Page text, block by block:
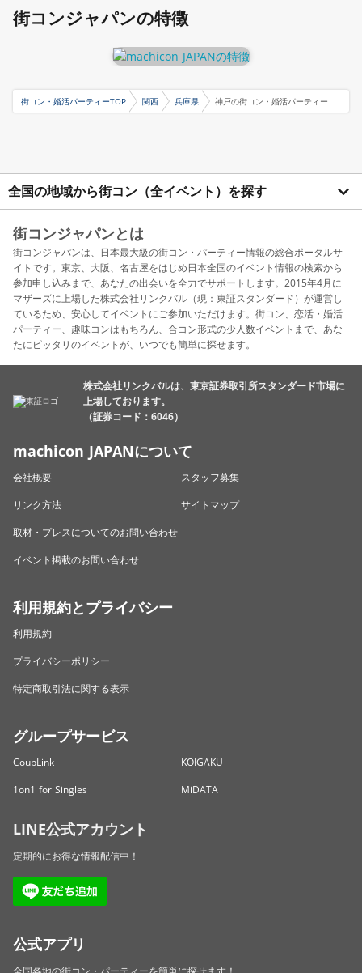
街コンジャパンの特徴
街コン・婚活パーティーTOP 関西 兵庫県 神戸の街コン・婚活パーティー
全国の地域から街コン（全イベント）を探す
街コンジャパンとは
街コンジャパンは、日本最大級の街コン・パーティー情報の総合ポータルサ
イトです。東京、大阪、名古屋をはじめ日本全国のイベント情報の検索から
参加申し込みまで、あなたの出会いを全力でサポートします。2015年4月に
マザーズに上場した株式会社リンクバル（現：東証スタンダード）が運営し
ているため、安心してイベントにご参加いただけます。街コン、恋活・婚活
パーティー、趣味コンはもちろん、合コン形式の少人数イベントまで、あな
たにピッタリのイベントが、いつでも簡単に探せます。
株式会社リンクバルは、東京証券取引所スタンダード市場に
上場しております。
（証券コード：6046）
machicon JAPANについて
会社概要
スタッフ募集
リンク方法
サイトマップ
取材・プレスについてのお問い合わせ
イベント掲載のお問い合わせ
利用規約とプライバシー
利用規約
プライバシーポリシー
特定商取引法に関する表示
グループサービス
CoupLink
KOIGAKU
1on1 for Singles
MiDATA
LINE公式アカウント
定期的にお得な情報配信中！
公式アプリ